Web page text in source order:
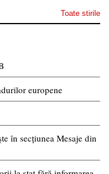
Toate stirile
europene
în secțiunea Mesaje din